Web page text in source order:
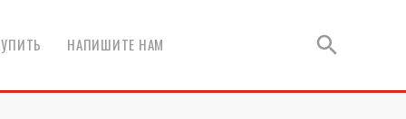
НАПИШИТЕ НАМ